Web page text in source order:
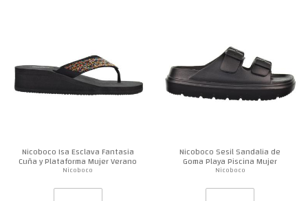
Nicoboco Isa Esclava Fantasia
Cuña y Plataforma Mujer Verano
Nicoboco
Nicoboco Sesil Sandalia de
Goma Playa Piscina Mujer
Nicoboco